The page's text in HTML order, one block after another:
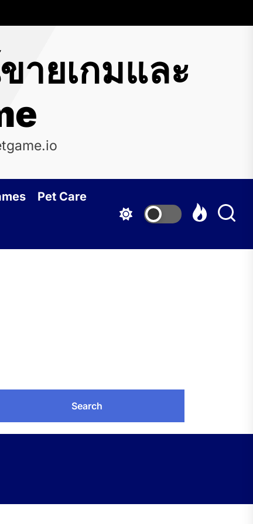
ยเกมและ
Pet Care